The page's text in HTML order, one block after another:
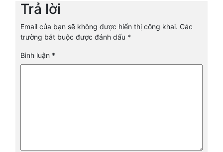
Trả lời
Email của bạn sẽ không được hiển thị công khai. Các
trường bắt buộc được đánh dấu *
Bình luận *